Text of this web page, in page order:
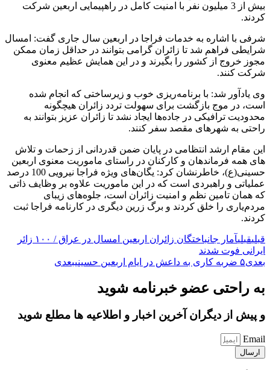
بیش از 3 میلیون نفر با امنیت کامل در راهپیمایی اربعین شرکت
کردند.
شرفی با اشاره به خدمات فراجا در اربعین سال جاری گفت: امسال
شرایطی فراهم شد تا زائران گرامی بتوانند در حداقل زمان ممکن
مجوز خروج از کشور را بگیرند و در این همایش عظیم معنوی
شرکت کنند.
وی یادآور شد: با برنامه‌ریزی خوب و زیرساختی که انجام شده
است، در موج بازگشت برای سهولت تردد زائران هیچگونه
محدودیت ترافیکی در جاده‌ها ایجاد نشد تا زائران عزیز بتوانند به
راحتی به شهرهای مقصد سفر کنند.
این مقام ارشد انتظامی در پایان ضمن قدردانی از زحمات و تلاش
های همه فرماندهان و کارکنان در راستای ماموریت معنوی اربعین
حسینی(ع)، خاطرنشان کرد: یگان‌های ویژه فراجا نیرویی 100 درصد
عملیاتی و راهبردی است که در این ماموریت علاوه بر وظایف ذاتی
که همان تامین نظم و امنیت زائران است، جلوه‌های زیبای
مردم‌یاری را خلق کردند و برگ زرین دیگری در کارنامه فراجا ثبت
کردند.
قبلیقبلی
آمار جانباختگان زائران اربعین امسال در عراق / ۱۰۰ زائر
ایرانی فوت شدند
بعدی۵ ضربه کاری به داعش در ایام اربعین حسینی بعدی
به راحتی عضو خبرنامه شوید
و پیش از دیگران آخرین اخبار و اطلاعیه ها مطلع شوید
Email
ارسال